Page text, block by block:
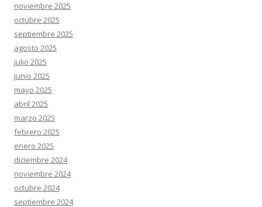
noviembre 2025
octubre 2025
septiembre 2025
agosto 2025
julio 2025
junio 2025
mayo 2025
abril 2025
marzo 2025
febrero 2025
enero 2025
diciembre 2024
noviembre 2024
octubre 2024
septiembre 2024